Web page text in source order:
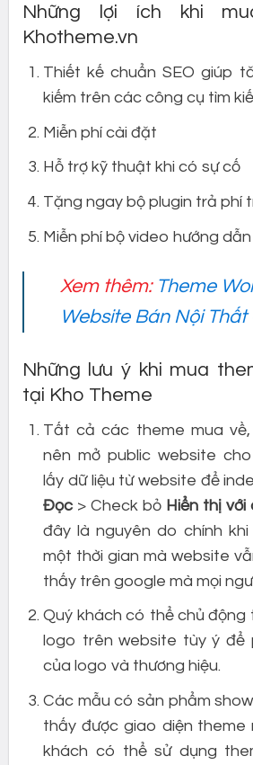
Những lợi ích khi
Khotheme.vn
Thiết kế chuẩn SEO giúp
kiếm trên các công cụ tìm
Miễn phí cài đặt
Hỗ trợ kỹ thuật khi có sự cố
Tặng ngay bộ plugin trả phí
Miễn phí bộ video hướng
Xem thêm: Theme
Website Bán Nội Thất
Những lưu ý khi mua
tại Kho Theme
Tất cả các theme mua
nên mở public website
lấy dữ liệu từ website để
Đọc> Check bỏ Hiển thị với
đây là nguyên do chính
một thời gian mà website
thấy trên google mà mọi
Quý khách có thể chủ động
logo trên website tùy ý để
của logo và thương hiệu.
Các mẫu có sản phẩm
thấy được giao diện theme
khách có thể sử dụng